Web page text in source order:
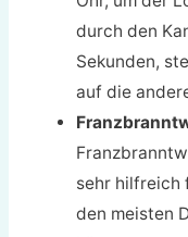
durch den
Sekunden,
auf die
sehr hilfreich
den meisten